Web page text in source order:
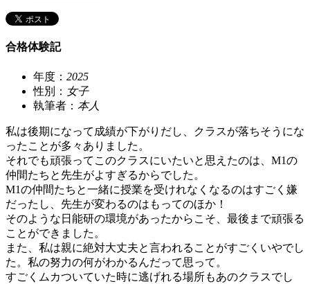
合格体験記
年度： 2025
性別： 女子
執筆者： 本人
私は後期になって成績が下がりだし、クラスが落ちそうにな
ったことが多々ありました。
それでも頑張ってこのクラスにいたいと思えたのは、M1の
仲間たちと先生がよすぎるからでした。
M1の仲間たちと一緒に授業を受けれなくなるのはすごく嫌
だったし、先生が変わるのはもってのほか！
そのような日能研の環境があったからこそ、最後まで頑張る
ことができました。
また、私は親に絶対大丈夫と言われることがすごくいやでし
た。私の努力の何がわかるんだって思って。
すごくムカついていた時に逃げれる場所もあのクラスでし